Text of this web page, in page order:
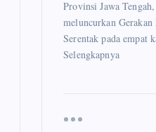
Provinsi Jawa
meluncurkan
Serentak pada empat
Selengkapnya